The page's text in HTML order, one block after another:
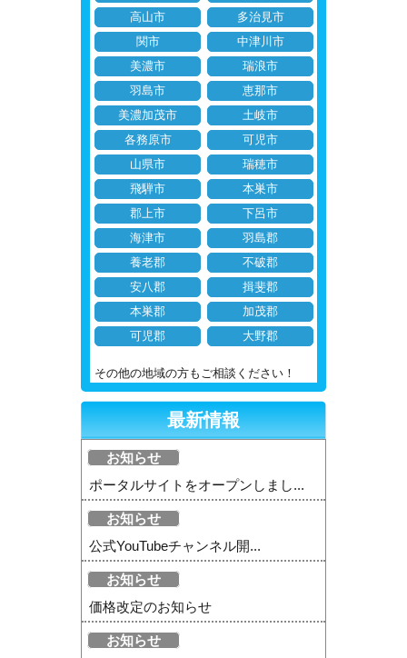
高山市
多治見市
関市
中津川市
美濃市
瑞浪市
羽島市
恵那市
美濃加茂市
土岐市
各務原市
可児市
山県市
瑞穂市
飛騨市
本巣市
郡上市
下呂市
海津市
羽島郡
養老郡
不破郡
安八郡
揖斐郡
本巣郡
加茂郡
可児郡
大野郡
その他の地域の方もご相談ください！
最新情報
お知らせ
ポータルサイトをオープンしまし...
お知らせ
公式YouTubeチャンネル開...
お知らせ
価格改定のお知らせ
お知らせ